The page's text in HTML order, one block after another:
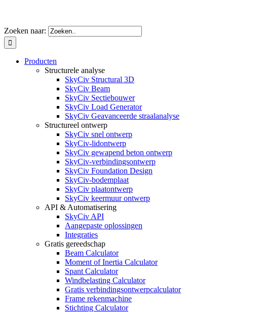
Zoeken naar:
Producten
Structurele analyse
SkyCiv Structural 3D
SkyCiv Beam
SkyCiv Sectiebouwer
SkyCiv Load Generator
SkyCiv Geavanceerde straalanalyse
Structureel ontwerp
SkyCiv snel ontwerp
SkyCiv-lidontwerp
SkyCiv gewapend beton ontwerp
SkyCiv-verbindingsontwerp
SkyCiv Foundation Design
SkyCiv-bodemplaat
SkyCiv plaatontwerp
SkyCiv keermuur ontwerp
API & Automatisering
SkyCiv API
Aangepaste oplossingen
Integraties
Gratis gereedschap
Beam Calculator
Moment of Inertia Calculator
Spant Calculator
Windbelasting Calculator
Gratis verbindingsontwerpcalculator
Frame rekenmachine
Stichting Calculator